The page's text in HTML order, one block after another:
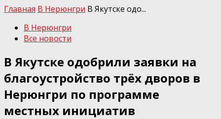
Главная В Нерюнгри В Якутске одо...
В Нерюнгри
Все новости
В Якутске одобрили заявки на
благоустройство трёх дворов в
Нерюнгри по программе
местных инициатив